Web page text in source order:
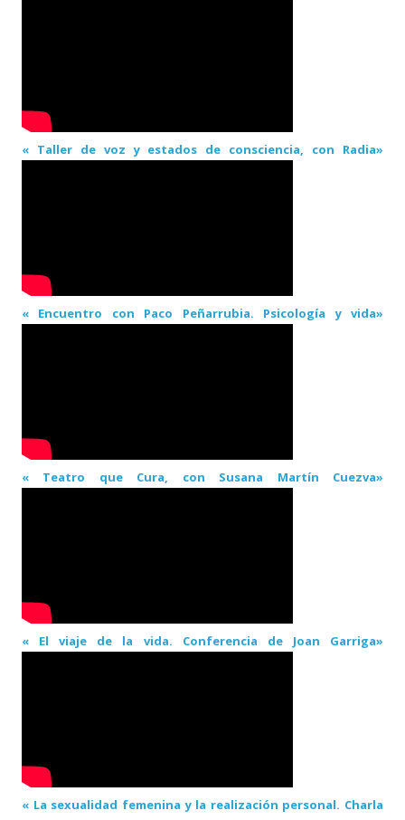
« Taller de voz y estados de consciencia, con Radia»
« Encuentro con Paco Peñarrubia. Psicología y vida»
« Teatro que Cura, con Susana Martín Cuezva»
« El viaje de la vida. Conferencia de Joan Garriga»
« La sexualidad femenina y la realización personal. Charla